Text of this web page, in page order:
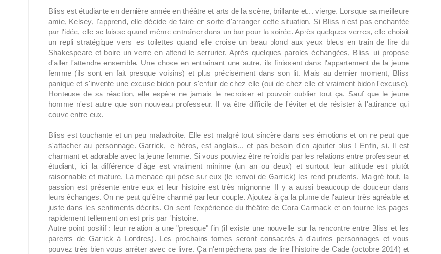
Bliss est étudiante en dernière année en théâtre et arts de la scène, brillante et... vierge. Lorsque sa meilleure
amie, Kelsey, l'apprend, elle décide de faire en sorte d'arranger cette situation. Si Bliss n'est pas enchantée
par l'idée, elle se laisse quand même entraîner dans un bar pour la soirée. Après quelques verres, elle choisit
un repli stratégique vers les toilettes quand elle croise un beau blond aux yeux bleus en train de lire du
Shakespeare et boire un verre en attend le serrurier. Après quelques paroles échangées, Bliss lui propose
d'aller l'attendre ensemble. Une chose en entraînant une autre, ils finissent dans l'appartement de la jeune
femme (ils sont en fait presque voisins) et plus précisément dans son lit. Mais au dernier moment, Bliss
panique et s'invente une excuse bidon pour s'enfuir de chez elle (oui de chez elle et vraiment bidon l'excuse).
Honteuse de sa réaction, elle espère ne jamais le recroiser et pouvoir oublier tout ça. Sauf que le jeune
homme n'est autre que son nouveau professeur. Il va être difficile de l'éviter et de résister à l'attirance qui
couve entre eux.
Bliss est touchante et un peu maladroite. Elle est malgré tout sincère dans ses émotions et on ne peut que
s'attacher au personnage. Garrick, le héros, est anglais... et pas besoin d'en ajouter plus ! Enfin, si. Il est
charmant et adorable avec la jeune femme. Si vous pouviez être refroidis par les relations entre professeur et
étudiant, ici la différence d'âge est vraiment minime (un an ou deux) et surtout leur attitude est plutôt
raisonnable et mature. La menace qui pèse sur eux (le renvoi de Garrick) les rend prudents. Malgré tout, la
passion est présente entre eux et leur histoire est très mignonne. Il y a aussi beaucoup de douceur dans
leurs échanges. On ne peut qu'être charmé par leur couple. Ajoutez à ça la plume de l'auteur très agréable et
juste dans les sentiments décrits. On sent l'expérience du théâtre de Cora Carmack et on tourne les pages
rapidement tellement on est pris par l'histoire.
Autre point positif : leur relation a une "presque" fin (il existe une nouvelle sur la rencontre entre Bliss et les
parents de Garrick à Londres). Les prochains tomes seront consacrés à d'autres personnages et vous
pouvez très bien vous arrêter avec ce livre. Ça n'empêchera pas de lire l'histoire de Cade (octobre 2014) et